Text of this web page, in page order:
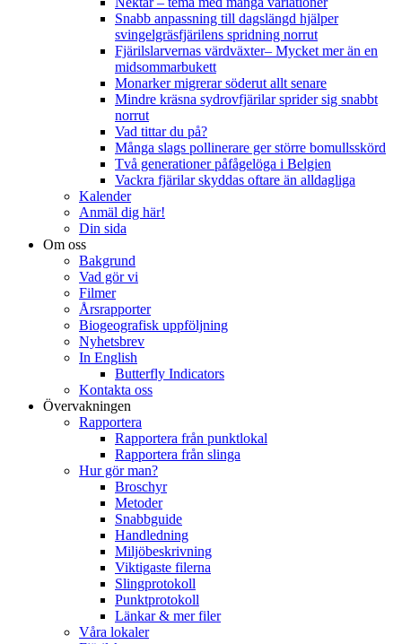
Snabb anpassning till dagslängd hjälper
svingelgräsfjärilens spridning norrut
Fjärilslarvernas värdväxter– Mycket mer än en
midsommarbukett
Monarker migrerar söderut allt senare
Mindre kräsna sydrovfjärilar sprider sig snabbt
norrut
Vad tittar du på?
Många slags pollinerare ger större bomullsskörd
Två generationer påfågelöga i Belgien
Vackra fjärilar skyddas oftare än alldagliga
Kalender
Anmäl dig här!
Din sida
Om oss
Bakgrund
Vad gör vi
Filmer
Årsrapporter
Biogeografisk uppföljning
Nyhetsbrev
In English
Butterfly Indicators
Kontakta oss
Övervakningen
Rapportera
Rapportera från punktlokal
Rapportera från slinga
Hur gör man?
Broschyr
Metoder
Snabbguide
Handledning
Miljöbeskrivning
Viktigaste filerna
Slingprotokoll
Punktprotokoll
Länkar & mer filer
Våra lokaler